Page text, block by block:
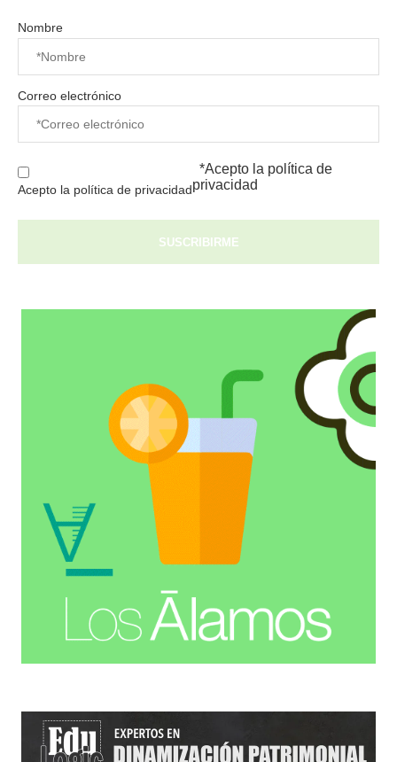
Nombre
Correo electrónico
Acepto la política de privacidad
*Acepto la política de
privacidad